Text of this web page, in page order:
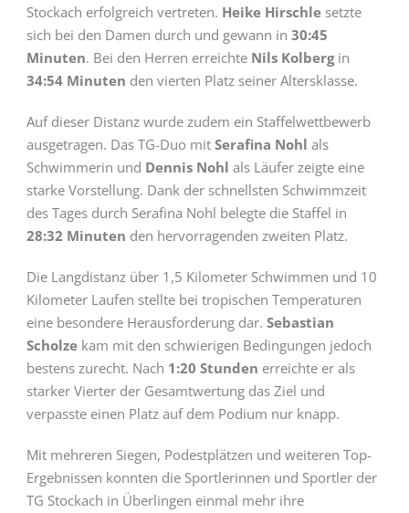
Stockach erfolgreich vertreten. Heike Hirschle setzte
sich bei den Damen durch und gewann in 30:45
Minuten. Bei den Herren erreichte Nils Kolbergin
34:54 Minuten den vierten Platz seiner Altersklasse.
Auf dieser Distanz wurde zudem ein Staffelwettbewerb
ausgetragen. Das TG-Duo mit Serafina Nohl als
Schwimmerin und Dennis Nohl als Läufer zeigte eine
starke Vorstellung. Dank der schnellsten Schwimmzeit
des Tages durch Serafina Nohl belegte die Staffel in
28:32 Minuten den hervorragenden zweiten Platz.
Die Langdistanz über 1,5 Kilometer Schwimmen und 10
Kilometer Laufen stellte bei tropischen Temperaturen
eine besondere Herausforderung dar. Sebastian
Scholze kam mit den schwierigen Bedingungen jedoch
bestens zurecht. Nach 1:20 Stunden erreichte er als
starker Vierter der Gesamtwertung das Ziel und
verpasste einen Platz auf dem Podium nur knapp.
Mit mehreren Siegen, Podestplätzen und weiteren Top-
Ergebnissen konnten die Sportlerinnen und Sportler der
TG Stockach in Überlingen einmal mehr ihre